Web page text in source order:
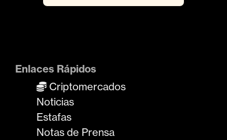
Enlaces Rápidos
Criptomercados
Noticias
Estafas
Notas de Prensa